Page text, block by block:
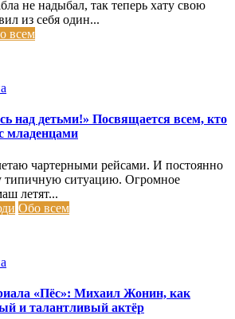
не надыбал, так теперь хату свою
из себя один...
всем
над детьми!» Посвящается всем, кто
младенцами
чартерными рейсами. И постоянно
типичную ситуацию. Огромное
летят...
Обо всем
«Пёс»: Михаил Жонин, как
и талантливый актёр